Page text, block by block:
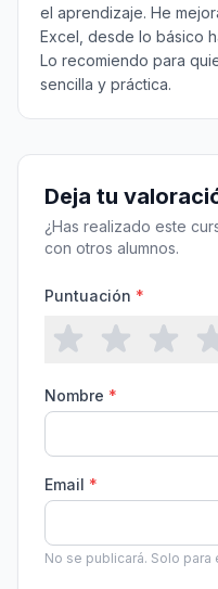
el aprendizaje. He
Excel, desde lo básico
Lo recomiendo para
sencilla y práctica.
Deja tu
¿Has realizado este
con otros alumnos.
Puntuación *
Nombre *
Email *
No se publicará. Solo